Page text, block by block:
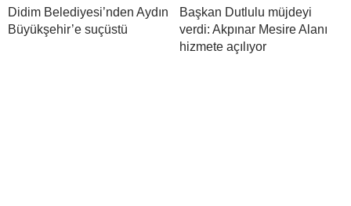
Didim Belediyesi’nden Aydın
Büyükşehir’e suçüstü
Başkan Dutlulu müjdeyi
verdi: Akpınar Mesire Alanı
hizmete açılıyor